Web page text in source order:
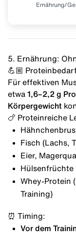
Ernährung/
5. Ernährung:
💪🏼
Für effektiven
etwa 1,6–2,2 g
Körpergewicht
🍗 Proteinreiche
Fisch (Lachs,
Eier,
Hülsenfrüchte
Whey-Protein
Training)
⏰ Timing:
Vor dem